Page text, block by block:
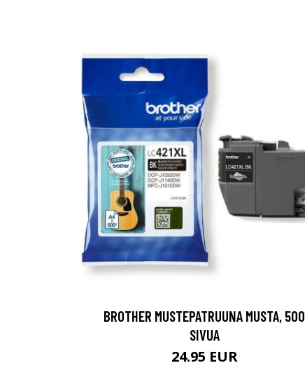
BROTHER MUSTEPATRUUNA MUSTA, 500
SIVUA
24.95 EUR